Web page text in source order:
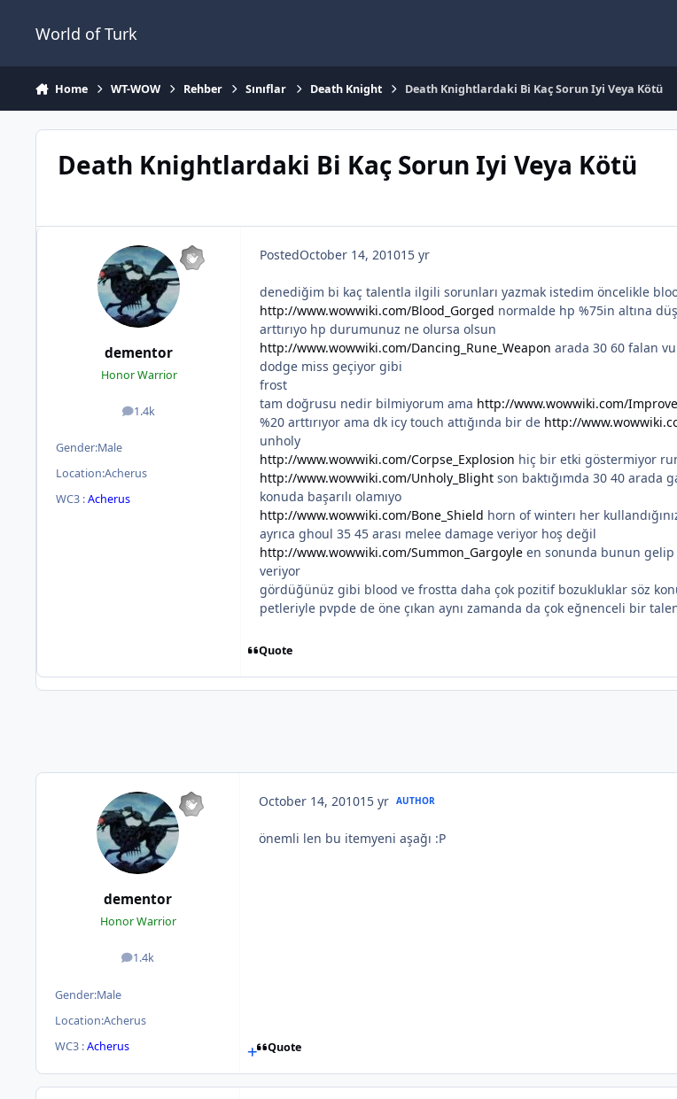
World of Turk
Home WT-WOW Rehber Sınıflar Death Knight Death Knightlardaki Bi Kaç Sorun Iyi Veya Kötü
Death Knightlardaki Bi Kaç Sorun Iyi Veya Kötü
dementor
Honor Warrior
1.4k
posts
Gender:Male
Location:Acherus
WC3 :Acherus
PostedOctober 14, 201015 yr
denediğim bi kaç talentla ilgili sorunları yazmak istedim öncelikle
http://www.wowwiki.com/Blood_Gorged normalde hp %75in altına
arttırıyo hp durumunuz ne olursa olsun
http://www.wowwiki.com/Dancing_Rune_Weapon arada 30 60 falan
dodge miss geçiyor gibi
frost
tam doğrusu nedir bilmiyorum ama http://www.wowwiki.com/
%20 arttırıyor ama dk icy touch attığında bir de http://
unholy
http://www.wowwiki.com/Corpse_Explosion hiç bir etki göstermiyor
http://www.wowwiki.com/Unholy_Blight son baktığımda 30 40
konuda başarılı olamıyo
http://www.wowwiki.com/Bone_Shield horn of winterı her
ayrıca ghoul 35 45 arası melee damage veriyor hoş değil
http://www.wowwiki.com/Summon_Gargoyle en sonunda bunun gelip
veriyor
gördüğünüz gibi blood ve frostta daha çok pozitif bozukluklar söz
petleriyle pvpde de öne çıkan aynı zamanda da çok eğnenceli bir
Quote
dementor
Honor Warrior
1.4k
posts
Gender:Male
Location:Acherus
WC3 :Acherus
October 14, 201015 yr AUTHOR
önemli len bu itemyeni aşağı :P
Quote